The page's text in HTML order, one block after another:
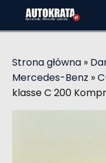
Strona główna »
Mercedes-Benz »
klasse C 200